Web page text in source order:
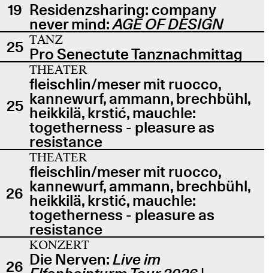
19 Residenzsharing: company
never mind:AGE OF DESIGN
25 TANZ
Pro Senectute Tanznachmittag
25
THEATER
fleischlin/meser mit ruocco,
kannewurf, ammann, brechbühl,
heikkilä, krstić, mauchle:
togetherness - pleasure as
resistance
26
THEATER
fleischlin/meser mit ruocco,
kannewurf, ammann, brechbühl,
heikkilä, krstić, mauchle:
togetherness - pleasure as
resistance
26
KONZERT
Die Nerven:Live im